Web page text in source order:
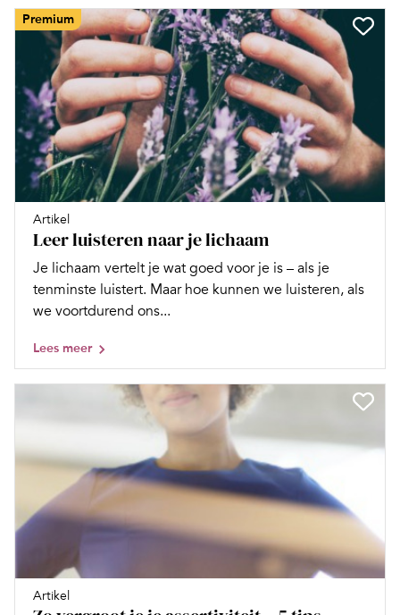
Premium
Artikel
Leer luisteren naar je lichaam
Je lichaam vertelt je wat goed voor je is – als je
tenminste luistert. Maar hoe kunnen we luisteren, als
we voortdurend ons...
Lees meer
Artikel